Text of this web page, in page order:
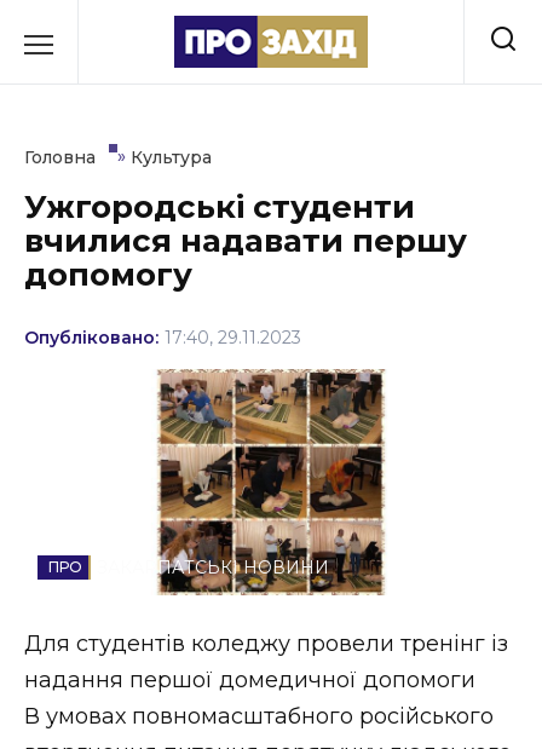
до
Культура
Освіта
Події
Стиль життя
Втрачений Ужгород (відеоверсія)
Головна » Культура
Ужгородські студенти
вчилися надавати першу
допомогу
Опубліковано: 17:40, 29.11.2023
ЗАКАРПАТСЬКІ НОВИНИ
Для студентів коледжу провели тренінг із
надання першої домедичної допомоги
В умовах повномасштабного російського